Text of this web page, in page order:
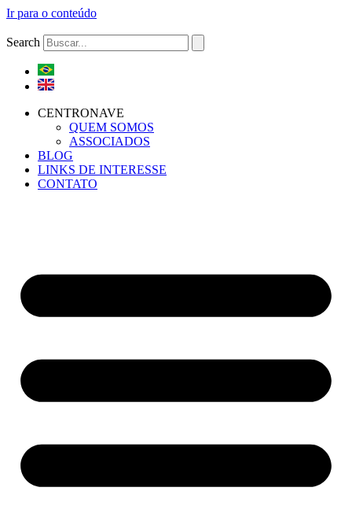
Ir para o conteúdo
Search
CENTRONAVE
QUEM SOMOS
ASSOCIADOS
BLOG
LINKS DE INTERESSE
CONTATO